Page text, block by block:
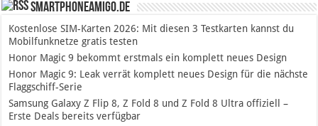
SmartphoneAmigo.de
Kostenlose SIM-Karten 2026: Mit diesen 3 Testkarten kannst du
Mobilfunknetze gratis testen
Honor Magic 9 bekommt erstmals ein komplett neues Design
Honor Magic 9: Leak verrät komplett neues Design für die nächste
Flaggschiff-Serie
Samsung Galaxy Z Flip 8, Z Fold 8 und Z Fold 8 Ultra offiziell –
Erste Deals bereits verfügbar